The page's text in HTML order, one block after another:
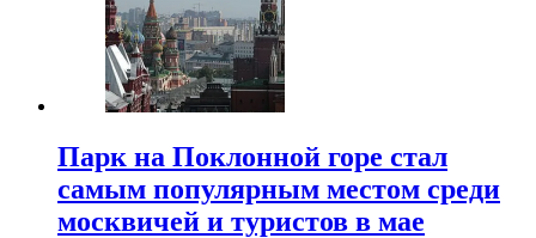
Парк на Поклонной горе стал
самым популярным местом среди
москвичей и туристов в мае